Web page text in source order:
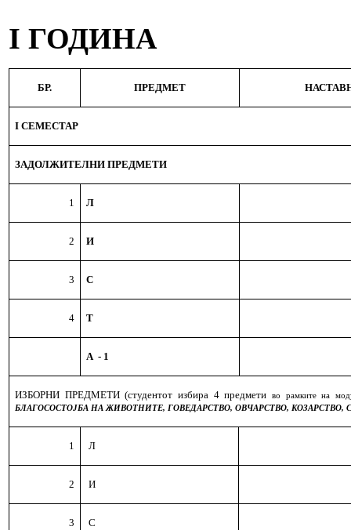
I ГОДИНА
БР. ПРЕДМЕТ
I СЕМЕСТАР
ЗАДОЛЖИТЕЛНИ ПРЕДМЕТИ
1 Л
2 И
3 С
4 Т
А - 1
ИЗБОРНИ ПРЕДМЕТИ(студентот избира 4 предмети во рамките на
БЛАГОСОСТОЈБА НА ЖИВОТНИТЕ, ГОВЕДАРСТВО, ОВЧАРСТВО,
1 Л
2 И
3 С